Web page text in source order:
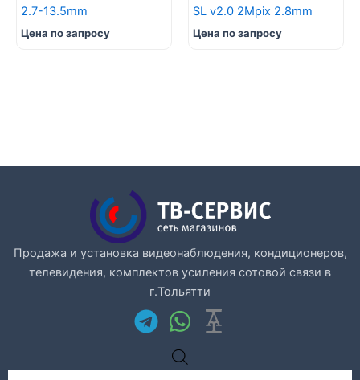
2.7-13.5mm
Цена по запросу
SL v2.0 2Mpix 2.8mm
Цена по запросу
Продажа и установка видеонаблюдения, кондиционеров,
телевидения, комплектов усиления сотовой связи в
г.Тольятти
товаров